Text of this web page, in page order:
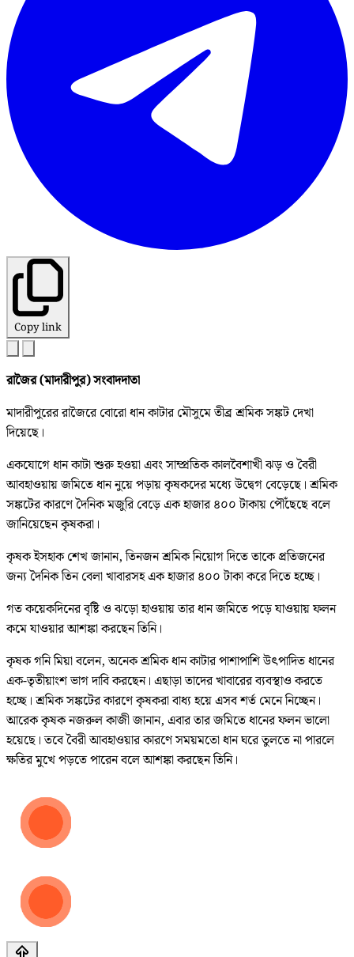
Copy link
রাজৈর (মাদারীপুর) সংবাদদাতা
মাদারীপুরের রাজৈরে বোরো ধান কাটার মৌসুমে তীব্র শ্রমিক সঙ্কট দেখা
দিয়েছে।
একযোগে ধান কাটা শুরু হওয়া এবং সাম্প্রতিক কালবৈশাখী ঝড় ও বৈরী
আবহাওয়ায় জমিতে ধান নুয়ে পড়ায় কৃষকদের মধ্যে উদ্বেগ বেড়েছে। শ্রমিক
সঙ্কটের কারণে দৈনিক মজুরি বেড়ে এক হাজার ৪০০ টাকায় পৌঁছেছে বলে
জানিয়েছেন কৃষকরা।
কৃষক ইসহাক শেখ জানান, তিনজন শ্রমিক নিয়োগ দিতে তাকে প্রতিজনের
জন্য দৈনিক তিন বেলা খাবারসহ এক হাজার ৪০০ টাকা করে দিতে হচ্ছে।
গত কয়েকদিনের বৃষ্টি ও ঝড়ো হাওয়ায় তার ধান জমিতে পড়ে যাওয়ায় ফলন
কমে যাওয়ার আশঙ্কা করছেন তিনি।
কৃষক গনি মিয়া বলেন, অনেক শ্রমিক ধান কাটার পাশাপাশি উৎপাদিত ধানের
এক-তৃতীয়াংশ ভাগ দাবি করছেন। এছাড়া তাদের খাবারের ব্যবস্থাও করতে
হচ্ছে। শ্রমিক সঙ্কটের কারণে কৃষকরা বাধ্য হয়ে এসব শর্ত মেনে নিচ্ছেন।
আরেক কৃষক নজরুল কাজী জানান, এবার তার জমিতে ধানের ফলন ভালো
হয়েছে। তবে বৈরী আবহাওয়ার কারণে সময়মতো ধান ঘরে তুলতে না পারলে
ক্ষতির মুখে পড়তে পারেন বলে আশঙ্কা করছেন তিনি।